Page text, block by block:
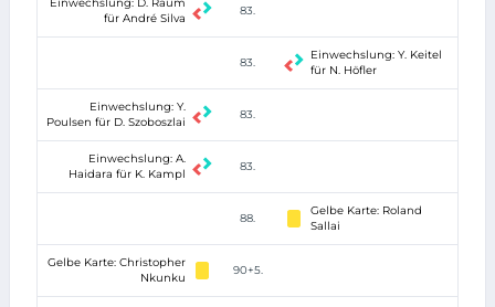
für André Silva
83.
83.
Einwechslung: Y. Keitel
für N. Höfler
Einwechslung: Y.
Poulsen für D. Szoboszlai
83.
Einwechslung: A.
Haidara für K. Kampl
83.
88.
Gelbe Karte: Roland
Sallai
Gelbe Karte: Christopher
Nkunku
90+5.